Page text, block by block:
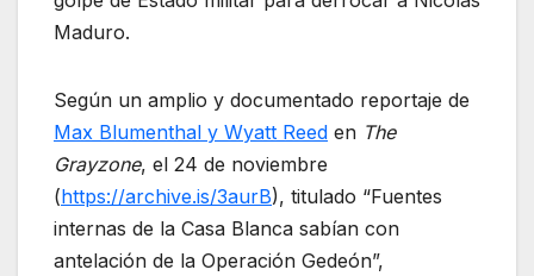
Maduro.
Según un amplio y documentado reportaje de
Max Blumenthal y Wyatt Reed en The
Grayzone, el 24 de noviembre
(https://archive.is/3aurB), titulado “Fuentes
internas de la Casa Blanca sabían con
antelación de la Operación Gedeón”,